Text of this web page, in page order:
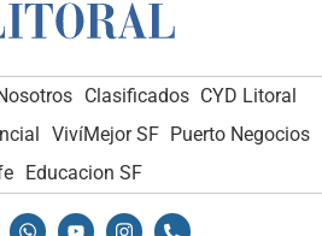
Clasificados CYD Litoral
VivíMejor SF Puerto Negocios
Educacion SF